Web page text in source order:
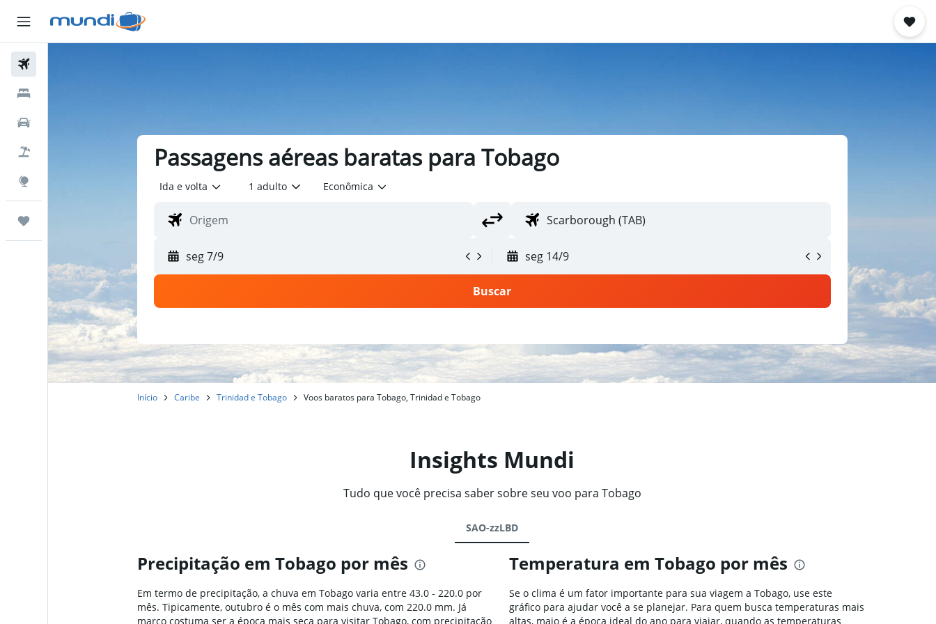
Passagens aéreas baratas para Tobago
Ida e volta 1 adulto Econômica
seg 7/9 seg 14/9
Buscar
Início Caribe Trinidad e Tobago Voos baratos para Tobago, Trinidad e Tobago
Insights Mundi
Tudo que você precisa saber sobre seu voo para Tobago
SAO-zzLBD
Precipitação em Tobago por mês
Em termo de precipitação, a chuva em Tobago varia entre 43.0 - 220.0 por
mês. Tipicamente, outubro é o mês com mais chuva, com 220.0 mm. Já
março costuma ser a época mais seca para visitar Tobago, com precipitação
Temperatura em Tobago por mês
Se o clima é um fator importante para sua viagem a Tobago, use este
gráfico para ajudar você a se planejar. Para quem busca temperaturas mais
altas, maio é a época ideal do ano para viajar, quando as temperaturas